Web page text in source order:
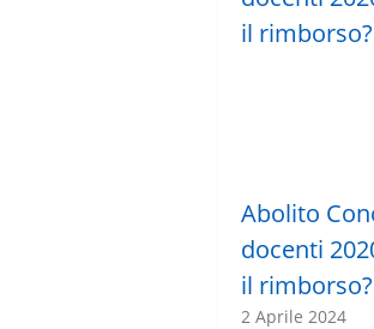
Abolito
docenti
il rimborso?
2 Aprile 2024